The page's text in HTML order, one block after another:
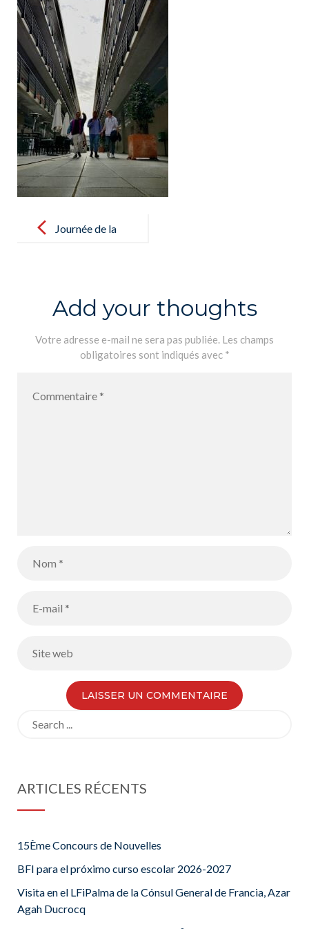
navigationJournée de la
i la Ciencia
Add your thoughts
Votre adresse e-mail ne sera pas publiée. Les champs
obligatoires sont indiqués avec *
ARTICLES RÉCENTS
15Ème Concours de Nouvelles
BFI para el próximo curso escolar 2026-2027
Visita en el LFiPalma de la Cónsul General de Francia, Azar
Agah Ducrocq